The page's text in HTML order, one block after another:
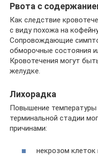
Рвота с
Как следствие
с виду похожа на
Сопровождающие
обморочные состояния
Кровотечения могут
желудке.
Лихорадка
Повышение температуры
терминальной стадии
причинами:
некрозом клеток